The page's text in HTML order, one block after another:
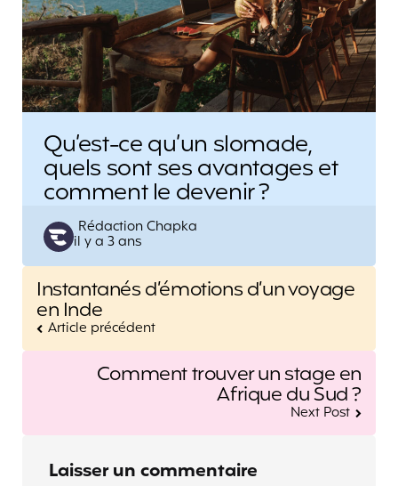
Qu’est-ce qu’un slomade,
quels sont ses avantages et
comment le devenir ?
Posted
by
Rédaction Chapka
il y a 3 ans
Post
navigation
Instantanés d’émotions d’un voyage
en Inde
Article précédent
Comment trouver un stage en
Afrique du Sud ?
Next Post
Laisser un commentaire